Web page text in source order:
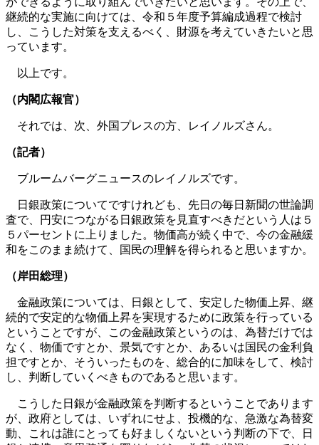
継続的な実施に向けては、令和５年度予算編成過程で検討
し、こうした対策を支えるべく、財源を考えていきたいと思
っています。
以上です。
（内閣広報官）
それでは、次、外国プレスの方、レイノルズさん。
（記者）
ブルームバーグニュースのレイノルズです。
日銀政策についてですけれども、先日の毎日新聞の世論調
査で、円安につながる日銀政策を見直すべきだという人は５
５パーセントに上りました。物価高が続く中で、今の金融緩
和をこのまま続けて、国民の理解を得られると思いますか。
（岸田総理）
金融政策については、日銀として、安定した物価上昇、継
続的で安定的な物価上昇を実現するために政策を行っている
ということですが、この金融政策というのは、為替だけでは
なく、物価ですとか、景気ですとか、あるいは国民の金利負
担ですとか、そういったものを、総合的に加味をして、検討
し、判断していくべきものであると思います。
こうした日銀が金融政策を判断するということであります
が、政府としては、いずれにせよ、投機的な、急激な為替変
動、これは誰にとっても好ましくないという判断の下で、日